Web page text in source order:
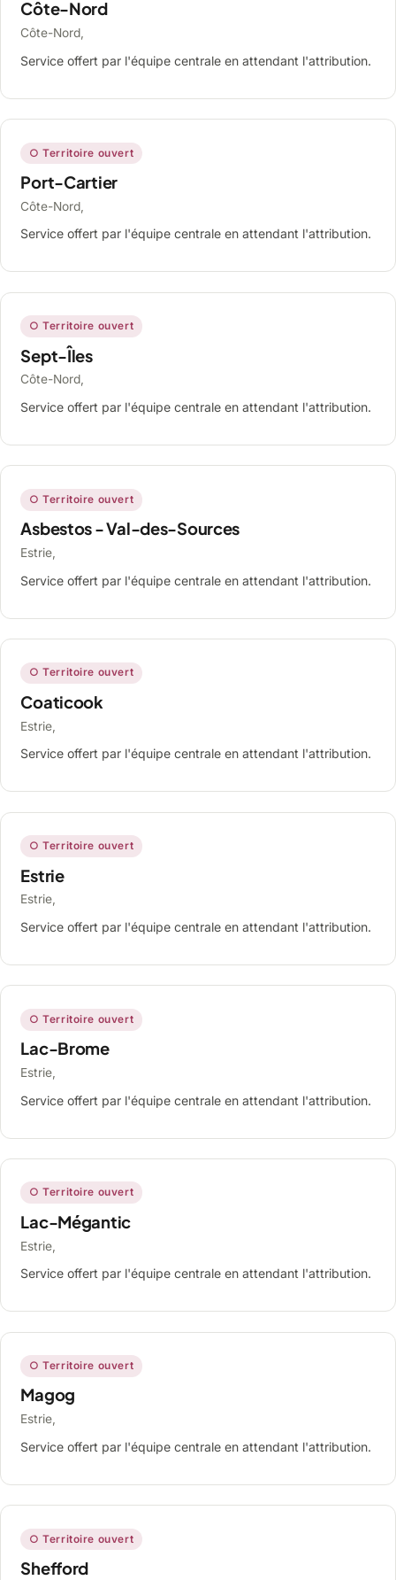
Côte-Nord
Côte-Nord,
Service offert par l'équipe centrale en attendant l'attribution.
○ Territoire ouvert
Port-Cartier
Côte-Nord,
Service offert par l'équipe centrale en attendant l'attribution.
○ Territoire ouvert
Sept-Îles
Côte-Nord,
Service offert par l'équipe centrale en attendant l'attribution.
○ Territoire ouvert
Asbestos - Val-des-Sources
Estrie,
Service offert par l'équipe centrale en attendant l'attribution.
○ Territoire ouvert
Coaticook
Estrie,
Service offert par l'équipe centrale en attendant l'attribution.
○ Territoire ouvert
Estrie
Estrie,
Service offert par l'équipe centrale en attendant l'attribution.
○ Territoire ouvert
Lac-Brome
Estrie,
Service offert par l'équipe centrale en attendant l'attribution.
○ Territoire ouvert
Lac-Mégantic
Estrie,
Service offert par l'équipe centrale en attendant l'attribution.
○ Territoire ouvert
Magog
Estrie,
Service offert par l'équipe centrale en attendant l'attribution.
○ Territoire ouvert
Shefford